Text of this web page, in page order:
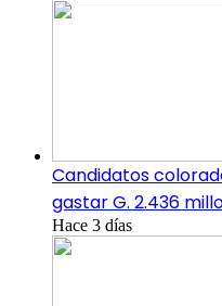
Candidatos
gastar G. 2.436
Hace 3 días